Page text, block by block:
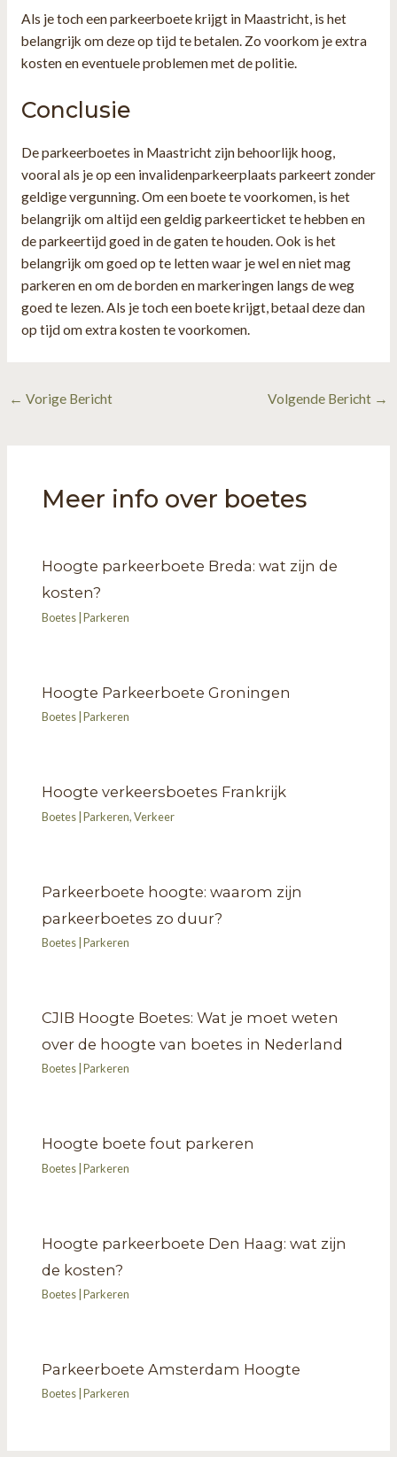
Als je toch een parkeerboete krijgt in Maastricht, is het
belangrijk om deze op tijd te betalen. Zo voorkom je extra
kosten en eventuele problemen met de politie.
Conclusie
De parkeerboetes in Maastricht zijn behoorlijk hoog,
vooral als je op een invalidenparkeerplaats parkeert zonder
geldige vergunning. Om een boete te voorkomen, is het
belangrijk om altijd een geldig parkeerticket te hebben en
de parkeertijd goed in de gaten te houden. Ook is het
belangrijk om goed op te letten waar je wel en niet mag
parkeren en om de borden en markeringen langs de weg
goed te lezen. Als je toch een boete krijgt, betaal deze dan
op tijd om extra kosten te voorkomen.
Bericht
← Vorige Bericht Volgende Bericht →
Meer info over boetes
Hoogte parkeerboete Breda: wat zijn de
kosten?
Boetes |Parkeren
Hoogte Parkeerboete Groningen
Boetes |Parkeren
Hoogte verkeersboetes Frankrijk
Boetes|Parkeren,Verkeer
Parkeerboete hoogte: waarom zijn
parkeerboetes zo duur?
Boetes |Parkeren
CJIB Hoogte Boetes: Wat je moet weten
over de hoogte van boetes in Nederland
Boetes |Parkeren
Hoogte boete fout parkeren
Boetes |Parkeren
Hoogte parkeerboete Den Haag: wat zijn
de kosten?
Boetes |Parkeren
Parkeerboete Amsterdam Hoogte
Boetes |Parkeren